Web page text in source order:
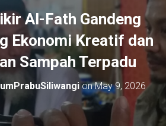
L
E
N
A
V
A
Al-Fath Gandeng
Ekonomi Kreatif dan
Sampah Terpadu
onMay 9, 2026